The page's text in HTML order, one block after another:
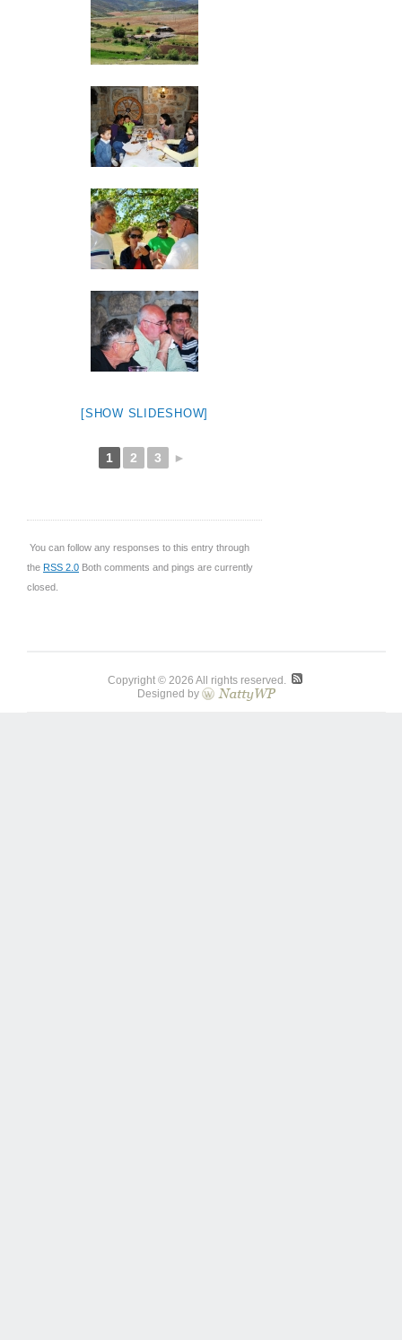
[SHOW SLIDESHOW]
1 2 3 ►
You can follow any responses to this entry through
the RSS 2.0 Both comments and pings are currently
closed.
Copyright © 2026 All rights reserved.
Designed by